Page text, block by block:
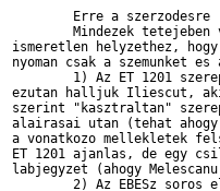
ismeretlen helyzethez,
nyoman csak a szemunket
ezutan halljuk Iliescut, aki
szerint "kasztraltan"
alairasai utan (tehat ahogy
a vonatkozo mellekletek
ET 1201 ajanlas, de egy
labjegyzet (ahogy